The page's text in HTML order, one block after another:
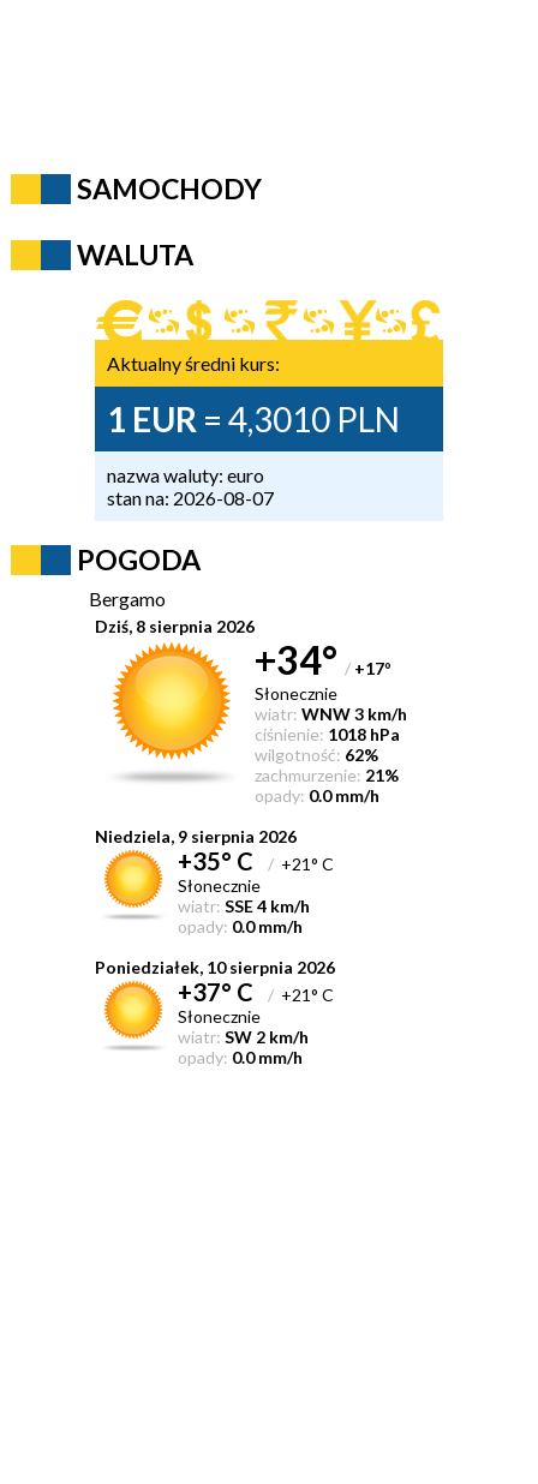
SAMOCHODY
WALUTA
Aktualny średni kurs:
1 EUR = 4,3010 PLN
nazwa waluty: euro
stan na: 2026-08-07
POGODA
Bergamo
Dziś, 8 sierpnia 2026
+34° / +17°
Słonecznie
wiatr: WNW 3 km/h
ciśnienie: 1018 hPa
wilgotność: 62%
zachmurzenie: 21%
opady: 0.0 mm/h
Niedziela, 9 sierpnia 2026
+35° C /+21° C
Słonecznie
wiatr: SSE 4 km/h
opady: 0.0 mm/h
Poniedziałek, 10 sierpnia 2026
+37° C /+21° C
Słonecznie
wiatr: SW 2 km/h
opady: 0.0 mm/h